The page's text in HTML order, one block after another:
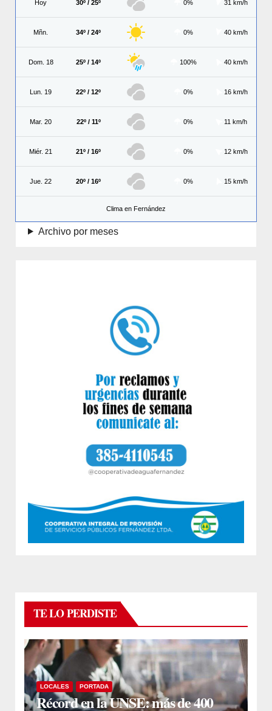
Hoy 30º / 25º 0% 31 km/h
Mñn. 34º / 24º 0% 40 km/h
Dom. 18 25º / 14º 100% 40 km/h
Lun. 19 22º / 12º 0% 16 km/h
Mar. 20 22º / 11º 0% 11 km/h
Miér. 21 21º / 16º 0% 12 km/h
Jue. 22 20º / 16º 0% 15 km/h
Clima en Fernández
Archivo por meses
TE LO PERDISTE
LOCALES PORTADA
Récord en la UNSE: más de 400